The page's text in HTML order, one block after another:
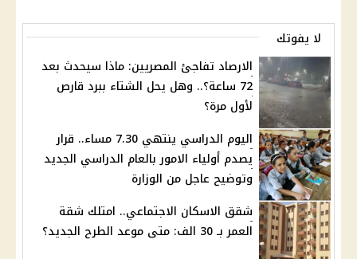
لا يفوتك
الارصاد تفاجئ المصريين: ماذا سيحدث بعد
72 ساعة؟.. وهل يحل الشتاء ببرد قارص
لأول مرة؟
اليوم الدراسي ينتهي 7.30 مساء.. قرار
يصدم أولياء الامور بالعام الدراسي الجديد
وتوضيح عاجل من الوزارة
شقق الاسكان الاجتماعي.. امتلك شقة
العمر بـ 30 الف: متى موعد الطرح الجديد؟